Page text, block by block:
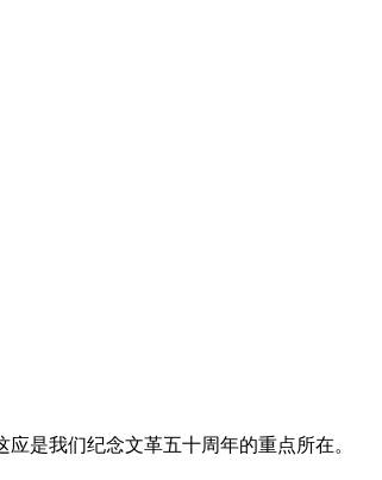
是我们纪念文革五十周年的重点所在。